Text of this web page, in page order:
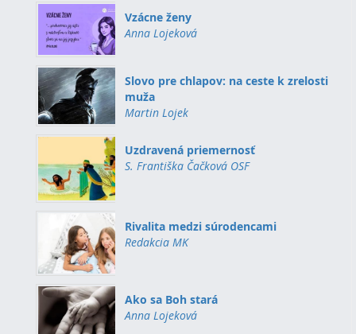
Vzácne ženy
Anna Lojeková
Slovo pre chlapov: na ceste k zrelosti
muža
Martin Lojek
Uzdravená priemernosť
S. Františka Čačková OSF
Rivalita medzi súrodencami
Redakcia MK
Ako sa Boh stará
Anna Lojeková